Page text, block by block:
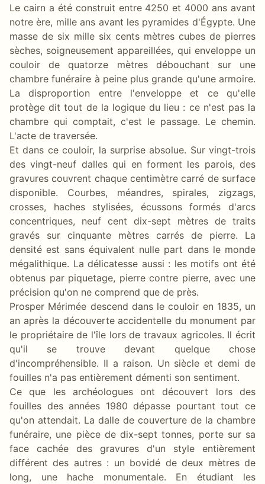
Le cairn a été construit entre 4250 et 4000 ans avant
notre ère, mille ans avant les pyramides d'Égypte. Une
masse de six mille six cents mètres cubes de pierres
sèches, soigneusement appareillées, qui enveloppe un
couloir de quatorze mètres débouchant sur une
chambre funéraire à peine plus grande qu'une armoire.
La disproportion entre l'enveloppe et ce qu'elle
protège dit tout de la logique du lieu : ce n'est pas la
chambre qui comptait, c'est le passage. Le chemin.
L'acte de traversée.
Et dans ce couloir, la surprise absolue. Sur vingt-trois
des vingt-neuf dalles qui en forment les parois, des
gravures couvrent chaque centimètre carré de surface
disponible. Courbes, méandres, spirales, zigzags,
crosses, haches stylisées, écussons formés d'arcs
concentriques, neuf cent dix-sept mètres de traits
gravés sur cinquante mètres carrés de pierre. La
densité est sans équivalent nulle part dans le monde
mégalithique. La délicatesse aussi : les motifs ont été
obtenus par piquetage, pierre contre pierre, avec une
précision qu'on ne comprend que de près.
Prosper Mérimée descend dans le couloir en 1835, un
an après la découverte accidentelle du monument par
le propriétaire de l'île lors de travaux agricoles. Il écrit
qu'il se trouve devant quelque chose
d'incompréhensible. Il a raison. Un siècle et demi de
fouilles n'a pas entièrement démenti son sentiment.
Ce que les archéologues ont découvert lors des
fouilles des années 1980 dépasse pourtant tout ce
qu'on attendait. La dalle de couverture de la chambre
funéraire, une pièce de dix-sept tonnes, porte sur sa
face cachée des gravures d'un style entièrement
différent des autres : un bovidé de deux mètres de
long, une hache monumentale. En étudiant les